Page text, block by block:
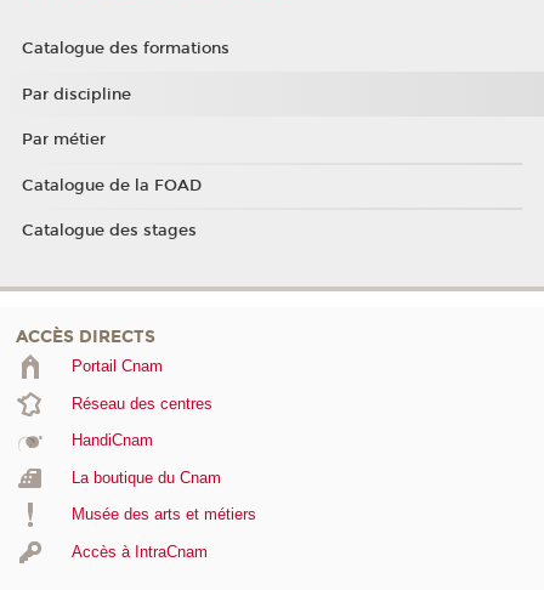
Catalogue des formations
Par discipline
Par métier
Catalogue de la FOAD
Catalogue des stages
ACCÈS DIRECTS
Portail Cnam
Réseau des centres
HandiCnam
La boutique du Cnam
Musée des arts et métiers
Accès à IntraCnam